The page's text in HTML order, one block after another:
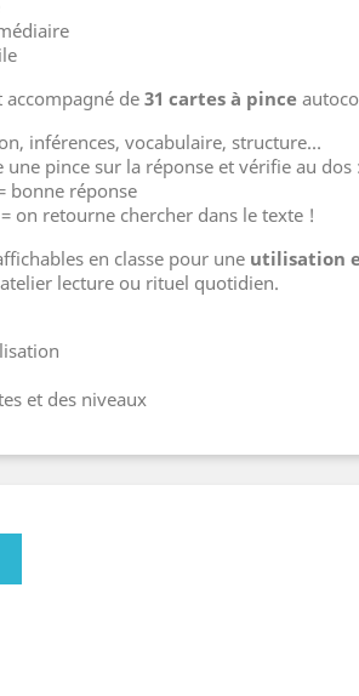
accompagné de 31 cartes à pince
inférences, vocabulaire, structure…
une pince sur la réponse et vérifie au dos :
bonne réponse
on retourne chercher dans le texte !
en classe pour une utilisation
lecture ou rituel quotidien.
et des niveaux